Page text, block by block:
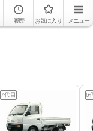
履歴 お気に入り メニュー
7代目 6